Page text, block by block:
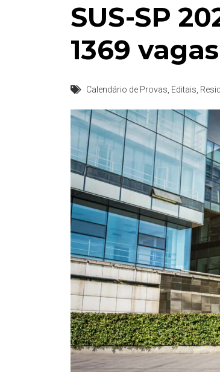
SUS-SP
1369
Calendário de Provas Editais